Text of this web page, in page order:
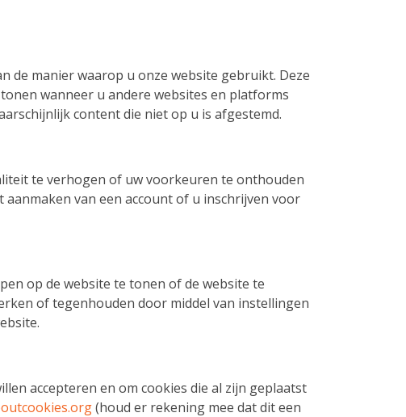
de manier waarop u onze website gebruikt. Deze
wanneer u andere websites en platforms
content die niet op u is afgestemd.
te verhogen of uw voorkeuren te onthouden
van een account of u inschrijven voor
op de website te tonen of de website te
of tegenhouden door middel van instellingen
accepteren en om cookies die al zijn geplaatst
(houd er rekening mee dat dit een